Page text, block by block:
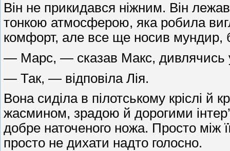
Він не прикидався ніжним. Він
тонкою атмосферою, яка робила
комфорт, але все ще носив мундир,
— Марс, — сказав Макс, дивлячись
— Так, — відповіла Лія.
Вона сиділа в пілотському кріслі
жасмином, зрадою й дорогими
добре наточеного ножа. Просто між
просто не дихати надто голосно.